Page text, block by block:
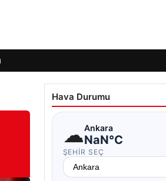
Hava Durumu
☁Ankara
NaN°C
ŞEHIR SEÇ